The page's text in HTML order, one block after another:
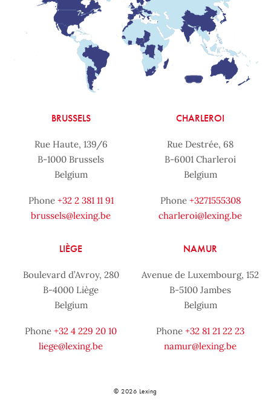
BRUSSELS
Rue Haute, 139/6
B-1000 Brussels
Belgium
Phone +32 2 381 11 91
brussels@lexing.be
CHARLEROI
Rue Destrée, 68
B-6001 Charleroi
Belgium
Phone +3271555308
charleroi@lexing.be
LIÈGE
Boulevard d’Avroy, 280
B-4000 Liège
Belgium
Phone +32 4 229 20 10
liege@lexing.be
NAMUR
Avenue de Luxembourg, 152
B-5100 Jambes
Belgium
Phone +32 81 21 22 23
namur@lexing.be
© 2026 Lexing